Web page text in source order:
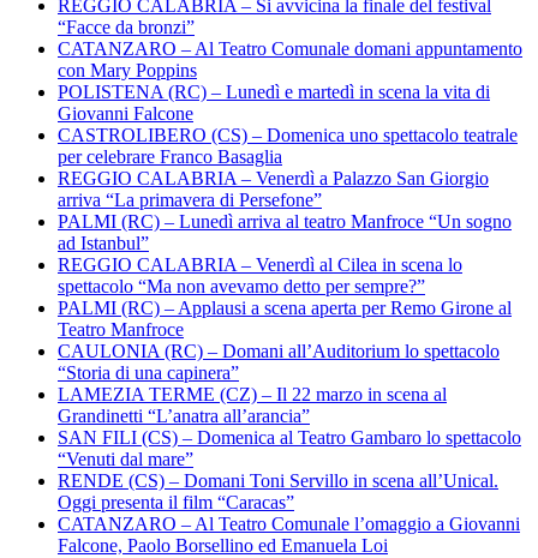
REGGIO CALABRIA – Si avvicina la finale del festival
“Facce da bronzi”
CATANZARO – Al Teatro Comunale domani appuntamento
con Mary Poppins
POLISTENA (RC) – Lunedì e martedì in scena la vita di
Giovanni Falcone
CASTROLIBERO (CS) – Domenica uno spettacolo teatrale
per celebrare Franco Basaglia
REGGIO CALABRIA – Venerdì a Palazzo San Giorgio
arriva “La primavera di Persefone”
PALMI (RC) – Lunedì arriva al teatro Manfroce “Un sogno
ad Istanbul”
REGGIO CALABRIA – Venerdì al Cilea in scena lo
spettacolo “Ma non avevamo detto per sempre?”
PALMI (RC) – Applausi a scena aperta per Remo Girone al
Teatro Manfroce
CAULONIA (RC) – Domani all’Auditorium lo spettacolo
“Storia di una capinera”
LAMEZIA TERME (CZ) – Il 22 marzo in scena al
Grandinetti “L’anatra all’arancia”
SAN FILI (CS) – Domenica al Teatro Gambaro lo spettacolo
“Venuti dal mare”
RENDE (CS) – Domani Toni Servillo in scena all’Unical.
Oggi presenta il film “Caracas”
CATANZARO – Al Teatro Comunale l’omaggio a Giovanni
Falcone, Paolo Borsellino ed Emanuela Loi